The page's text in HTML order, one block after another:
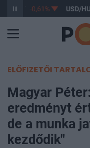
363,17 -0,61% USD/
ELŐFIZETŐI
Magyar
eredményt
de a munka
kezdődik"